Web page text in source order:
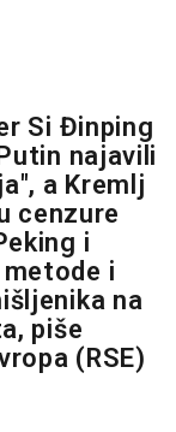
Si Đinping
najavili
a Kremlj
cenzure
i
i
na
piše
(RSE)